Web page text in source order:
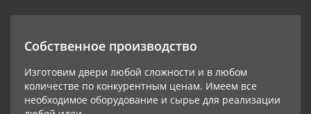
Собственное производство
Изготовим двери любой сложности и в любом
количестве по конкурентным ценам. Имеем все
необходимое оборудование и сырье для реализации